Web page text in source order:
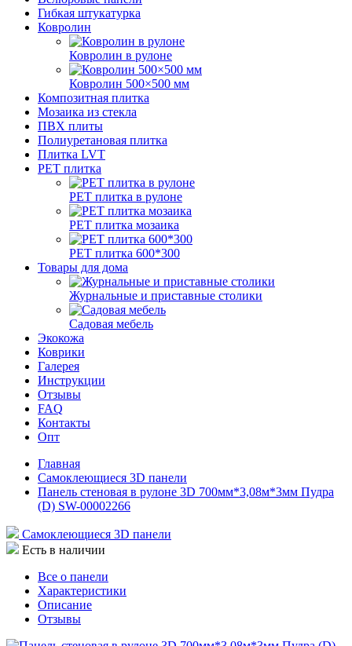
Гибкая штукатурка
Ковролин
Ковролин в рулоне
Ковролин 500×500 мм
Композитная плитка
Мозаика из стекла
ПВХ плиты
Полиуретановая плитка
Плитка LVT
РЕТ плитка
РЕТ плитка в рулоне
РЕТ плитка мозаика
РЕТ плитка 600*300
Товары для дома
Журнальные и приставные столики
Садовая мебель
Экокожа
Коврики
Галерея
Инструкции
Отзывы
FAQ
Контакты
Опт
Главная
Самоклеющиеся 3D панели
Панель стеновая в рулоне 3D 700мм*3,08м*3мм Пудра
(D) SW-00002266
Самоклеющиеся 3D панели
Есть в наличии
Все о панели
Характеристики
Описание
Отзывы